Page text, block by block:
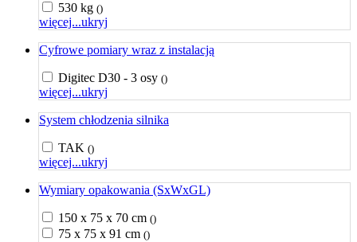
530 kg ()
więcej...ukryj
Cyfrowe pomiary wraz z instalacją
Digitec D30 - 3 osy ()
więcej...ukryj
System chłodzenia silnika
TAK ()
więcej...ukryj
Wymiary opakowania (SxWxGL)
150 x 75 x 70 cm ()
75 x 75 x 91 cm ()